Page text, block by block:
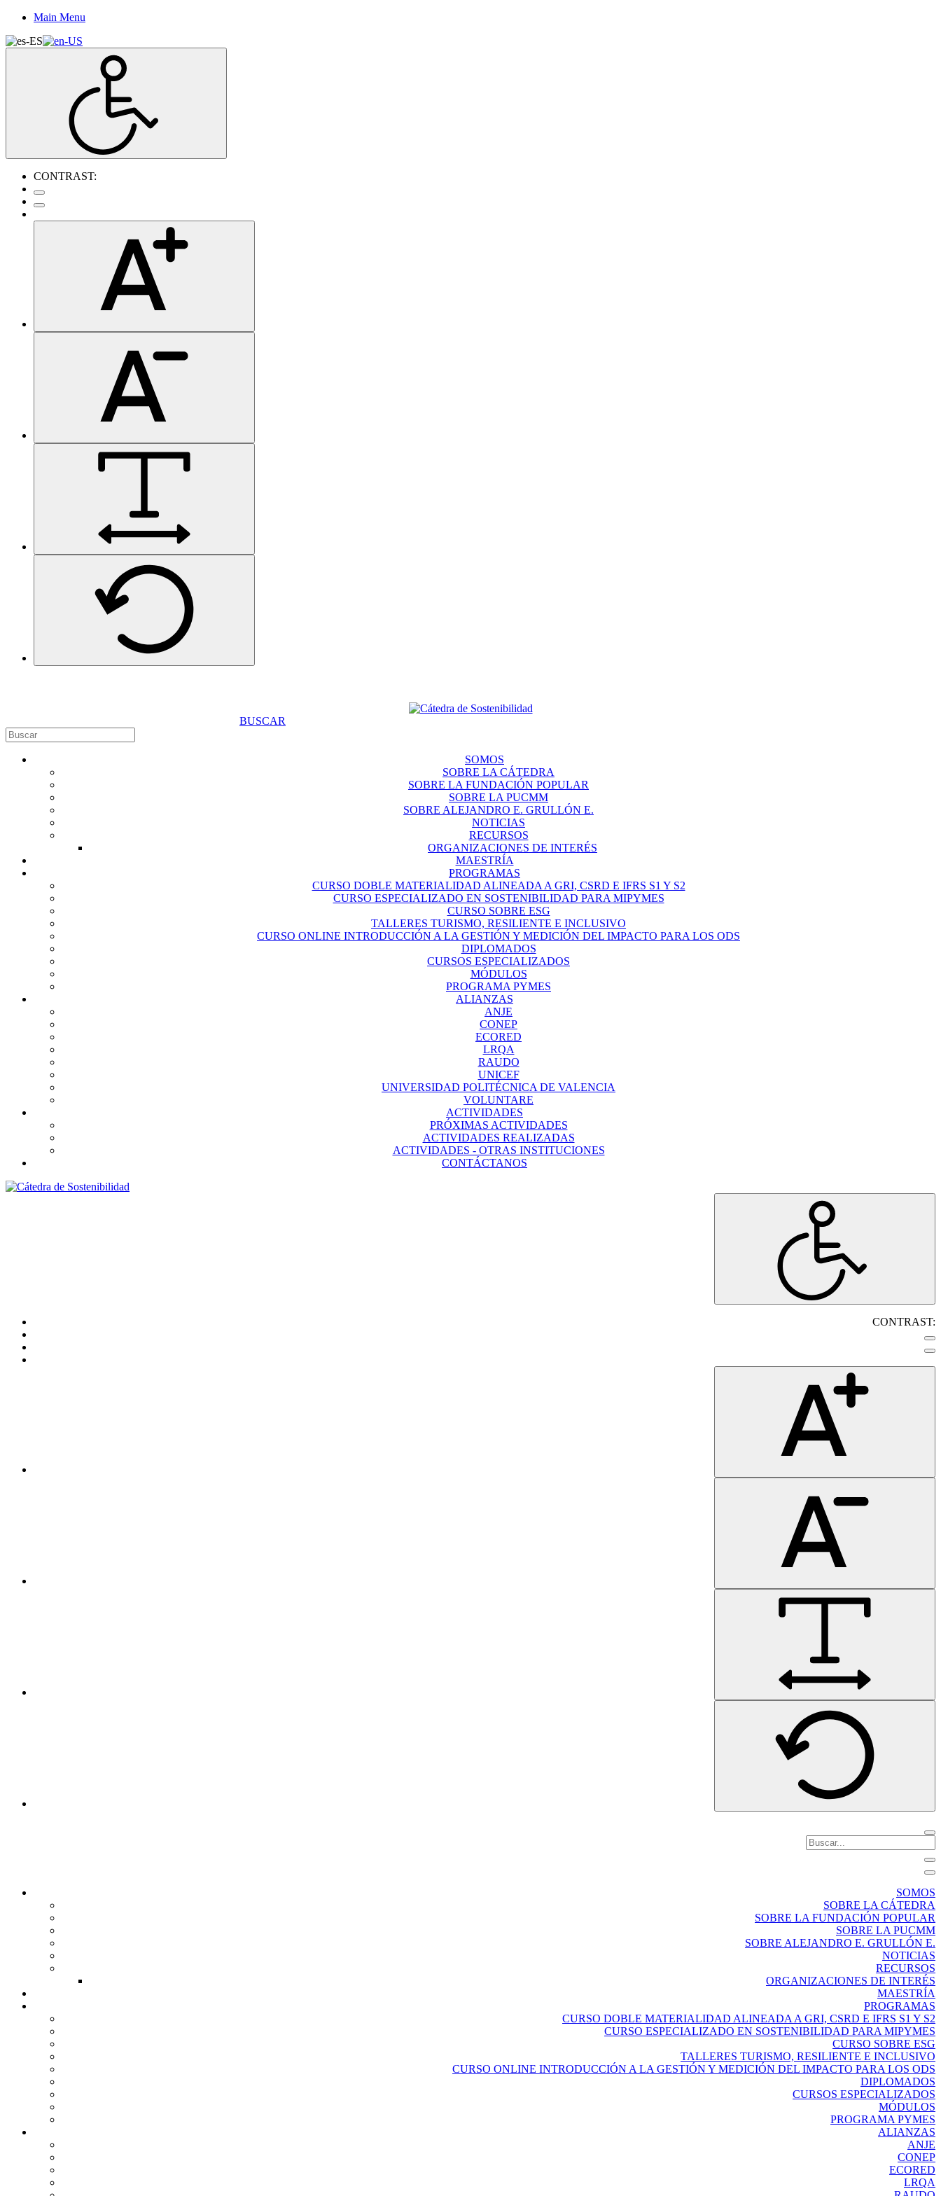
Main Menu
CONTRAST:
BUSCAR
SOMOS
SOBRE LA CÁTEDRA
SOBRE LA FUNDACIÓN POPULAR
SOBRE LA PUCMM
SOBRE ALEJANDRO E. GRULLÓN E.
NOTICIAS
RECURSOS
ORGANIZACIONES DE INTERÉS
MAESTRÍA
PROGRAMAS
CURSO DOBLE MATERIALIDAD ALINEADA A GRI, CSRD E IFRS S1 Y S2
CURSO ESPECIALIZADO EN SOSTENIBILIDAD PARA MIPYMES
CURSO SOBRE ESG
TALLERES TURISMO, RESILIENTE E INCLUSIVO
CURSO ONLINE INTRODUCCIÓN A LA GESTIÓN Y MEDICIÓN DEL IMPACTO PARA LOS ODS
DIPLOMADOS
CURSOS ESPECIALIZADOS
MÓDULOS
PROGRAMA PYMES
ALIANZAS
ANJE
CONEP
ECORED
LRQA
RAUDO
UNICEF
UNIVERSIDAD POLITÉCNICA DE VALENCIA
VOLUNTARE
ACTIVIDADES
PRÓXIMAS ACTIVIDADES
ACTIVIDADES REALIZADAS
ACTIVIDADES - OTRAS INSTITUCIONES
CONTÁCTANOS
CONTRAST:
SOMOS
SOBRE LA CÁTEDRA
SOBRE LA FUNDACIÓN POPULAR
SOBRE LA PUCMM
SOBRE ALEJANDRO E. GRULLÓN E.
NOTICIAS
RECURSOS
ORGANIZACIONES DE INTERÉS
MAESTRÍA
PROGRAMAS
CURSO DOBLE MATERIALIDAD ALINEADA A GRI, CSRD E IFRS S1 Y S2
CURSO ESPECIALIZADO EN SOSTENIBILIDAD PARA MIPYMES
CURSO SOBRE ESG
TALLERES TURISMO, RESILIENTE E INCLUSIVO
CURSO ONLINE INTRODUCCIÓN A LA GESTIÓN Y MEDICIÓN DEL IMPACTO PARA LOS ODS
DIPLOMADOS
CURSOS ESPECIALIZADOS
MÓDULOS
PROGRAMA PYMES
ALIANZAS
ANJE
CONEP
ECORED
LRQA